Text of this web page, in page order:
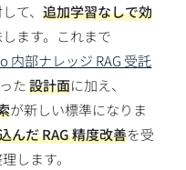
て、追加学習なしで効
ます。これまで
部ナレッジ RAG 受託
た設計面に加え、
が新しい標準になりま
んだ RAG 精度改善を受
します。